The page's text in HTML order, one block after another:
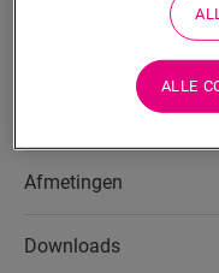
verbinden 2. Twee
verbinden 3. Jouw
Een mooie overgang
andere vloertypes Je
Afmetingen
Downloads
ALLE